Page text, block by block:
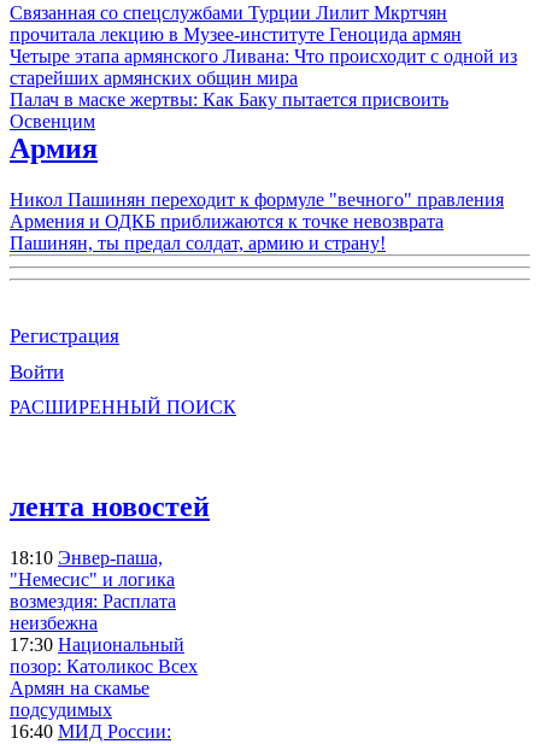
Связанная со спецслужбами Турции Лилит Мкртчян
прочитала лекцию в Музее-институте Геноцида армян
Четыре этапа армянского Ливана: Что происходит с одной из
старейших армянских общин мира
Палач в маске жертвы: Как Баку пытается присвоить
Освенцим
Армия
Никол Пашинян переходит к формуле "вечного" правления
Армения и ОДКБ приближаются к точке невозврата
Пашинян, ты предал солдат, армию и страну!
Регистрация
Войти
РАСШИРЕННЫЙ ПОИСК
лента новостей
18:10 Энвер-паша,
"Немесис" и логика
возмездия: Расплата
неизбежна
17:30 Национальный
позор: Католикос Всех
Армян на скамье
подсудимых
16:40 МИД России: